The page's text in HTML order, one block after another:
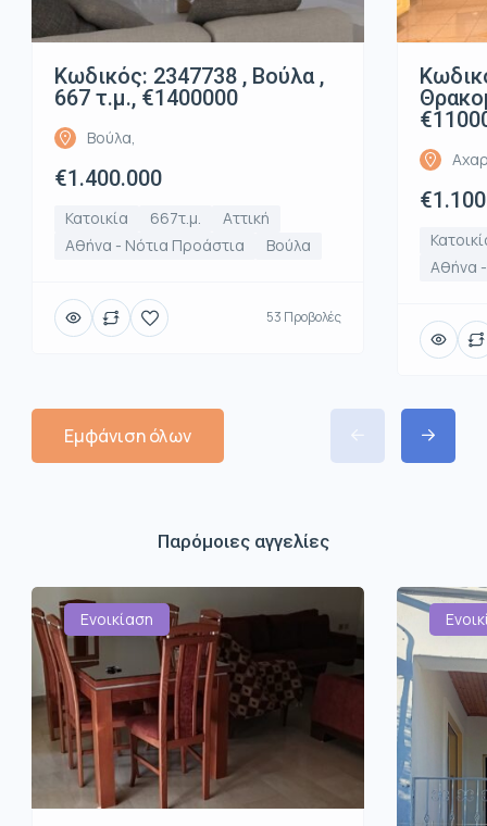
Κωδικός: 2347738 , Βούλα ,
667 τ.μ., €1400000
Βούλα,
€1.400.000
Κατοικία 667τ.μ.
Αττική
Αθήνα - Νότια Προάστια
Βούλα
53 Προβολές
Αθήνα
Εμφάνιση όλων
Παρόμοιες αγγελίες
Ενοικίαση